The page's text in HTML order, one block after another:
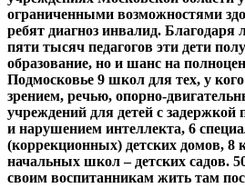
ограниченными возможностями
ребят диагноз инвалид. Благодаря
пяти тысяч педагогов эти дети
образование, но и шанс на
Подмосковье 9 школ для тех, у
зрением, речью, опорно-
учреждений для детей с задержкой
и нарушением интеллекта, 6
(коррекционных) детских домов, 8
начальных школ – детских садов.
своим воспитанникам жить там